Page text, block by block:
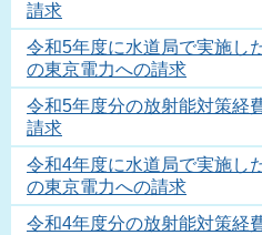
請求
令和5年度に水道局で実施し
の東京電力への請求
令和5年度分の放射能対策経
請求
令和4年度に水道局で実施し
の東京電力への請求
令和4年度分の放射能対策経